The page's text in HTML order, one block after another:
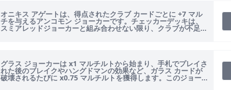
オニキス アゲートは、得点されたクラブ カードごとに +7 マル
チを与えるアンコモン ジョーカーです。チェッカーデッキは、
スミアレッドジョーカーと組み合わせない限り、クラブが不足し
ているため、オニキス...
グラス ジョーカーは x1 マルチルトから始まり、手札でプレイさ
れた後のブレイクやハングドマンの効果など、ガラス カードが
破壊されるたびに x0.75 マルチルトを獲得します。このジョーカ
ーは生鮮食品...